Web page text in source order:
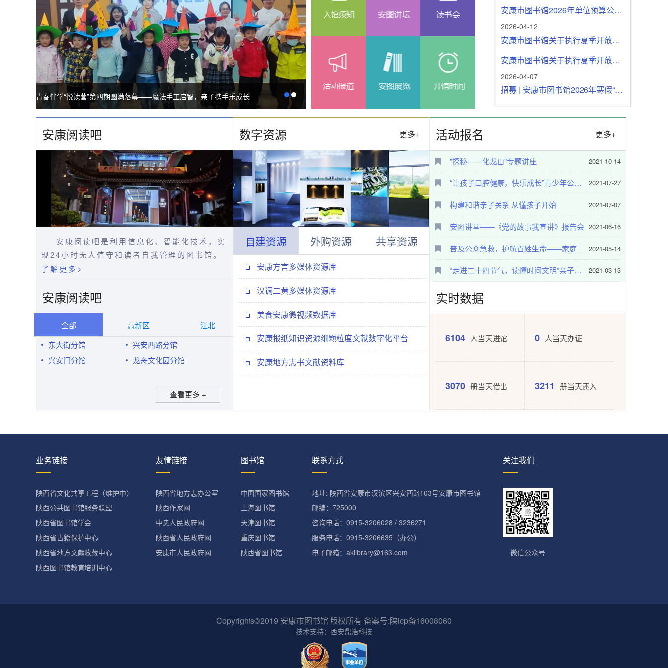
青春伴学“悦读营”第四期圆满落幕——魔法手工启智，亲子携手乐成长 青春伴学“悦读营”第四期
2025-12-25
招募 | 安康市图书馆2026年寒假公益课堂教师志愿者招募启事
招募 | 安康市图书馆2026年寒假公益课堂教师志愿者招募启事
2025-12-25
普法 | 舌尖上的安全 我们依法守护
普法 | 舌尖上的安全 我们依法守护
2025-12-24
12月4日：国家宪法日
12月4日：国家宪法日
2025-12-04
保密 | 共筑保密防线 公民人人有责
2025-12-02
2025-11-25
公示 | 第六届“琅琅书声满全城 我是安康讲书人” 高新、恒口赛区晋级名单揭晓
2026-04-12
安康阅读吧
安康阅读吧是利用信息化、智能化技术，实
现24小时无人值守和读者自我管理的图书馆。
了解更多>
安康阅读吧
全部 高新区 江北
江南
东大街分馆
兴安西路分馆
兴安门分馆
龙舟文化园分馆
博元幸福城分馆
桃花源分馆
查看更多 +
数字资源 更多+
自建资源 外购资源 共享资源
安康方言多媒体资源库
汉调二黄多媒体资源库
美食安康微视频数据库
安康报纸知识资源细颗粒度文献数字化平台
安康地方志书文献资料库
活动报名 更多+
"探秘——化龙山"专题讲座 2021-10-14
“让孩子口腔健康，快乐成长”青少年公益讲座 2021-07-27
构建和谐亲子关系 从懂孩子开始 2021-07-07
安图讲堂——《党的故事我宣讲》报告会 2021-06-16
普及公众急救，护航百姓生命——家庭急救常识讲座 2021-05-14
“走进二十四节气，读懂时间文明”亲子阅读 2021-03-13
实时数据
6104 人当天进馆 0 人当天办证
3070 册当天借出 3211 册当天还入
业务链接
陕西省文化共享工程（维护中）
陕西公共图书馆服务联盟
陕西省图书馆学会
陕西省古籍保护中心
陕西省地方文献收藏中心
陕西图书馆教育培训中心
友情链接
陕西省地方志办公室
陕西作家网
中央人民政府网
陕西省人民政府网
安康市人民政府网
图书馆
中国国家图书馆
上海图书馆
天津图书馆
重庆图书馆
陕西省图书馆
联系方式
地址: 陕西省安康市汉滨区兴安西路103号安康市图书馆
邮编：725000
咨询电话：0915-3206028 / 3236271
服务电话：0915-3206635（办公）
电子邮箱：aklibrary@163.com
关注我们
微信公众号
Copyrights©2019 安康市图书馆 版权所有 备案号:陕icp备16008060
技术支持：西安鼎浩科技